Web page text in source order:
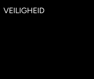
VEILIGHEID